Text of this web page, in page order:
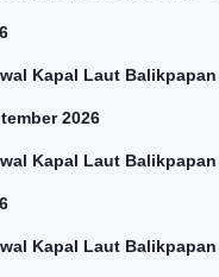
Kapal Laut Balikpapan
2026
Kapal Laut
Kapal Laut